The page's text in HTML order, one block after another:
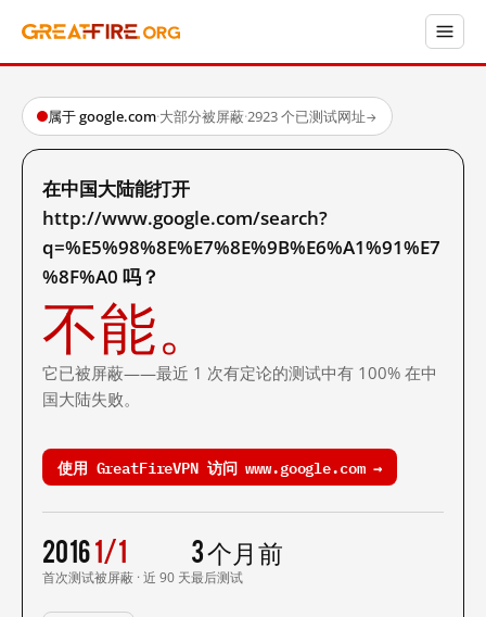
属于 google.com·大部分被屏蔽·2923 个已测试网址→
在中国大陆能打开
http://www.google.com/search?
q=%E5%98%8E%E7%8E%9B%E6%A1%91%E7
%8F%A0 吗？
不能。
它已被屏蔽——最近 1 次有定论的测试中有 100% 在中
国大陆失败。
使用 GreatFireVPN 访问 www.google.com →
2016
首次测试
1/1
被屏蔽 · 近 90 天
3 个月前
最后测试